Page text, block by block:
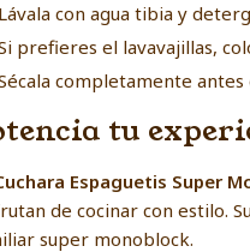
Lávala con agua tibia y
prefieres el lavavajillas,
completamente
tu
Espaguetis Super
de cocinar con estilo.
super monoblock.